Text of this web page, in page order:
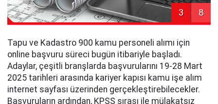
3 8
Tapu ve Kadastro 900 kamu personeli alımı için
online başvuru süreci bugün itibariyle başladı.
Adaylar, çeşitli branşlarda başvurularını 19-28 Mart
2025 tarihleri arasında kariyer kapısı kamu işe alım
internet sayfası üzerinden gerçekleştirebilecekler.
Başvuruların ardından, KPSS sırası ile mülakatsız